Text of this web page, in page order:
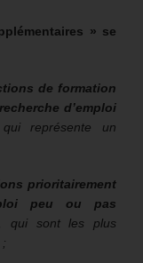
» se
de formation
d’emploi
représente un
prioritairement
peu ou pas
, qui sont les plus